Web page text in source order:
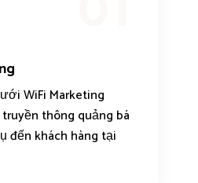
WiFi Marketing
thông quảng bá
đến khách hàng tại